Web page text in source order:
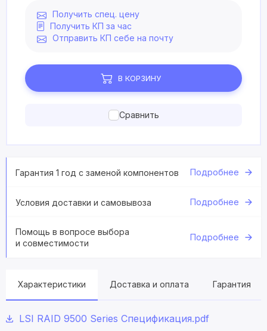
Получить спец. цену
Получить КП за час
Отправить КП себе на почту
В КОРЗИНУ
Сравнить
Гарантия 1 год с заменой компонентов Подробнее
Условия доставки и самовывоза Подробнее
Помощь в вопросе выбора
и совместимости
Подробнее
Характеристики Доставка и оплата Гарантия
LSI RAID 9500 Series Спецификация.pdf